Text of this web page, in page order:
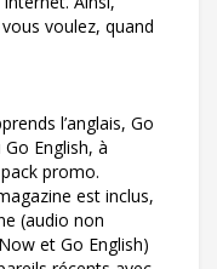
voulez, quand
l’anglais, Go
English, à
promo.
est inclus,
(audio non
et Go English)